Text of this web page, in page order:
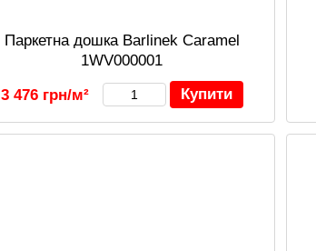
Паркетна дошка Barlinek Caramel
1WV000001
3 476 грн/м² Купити